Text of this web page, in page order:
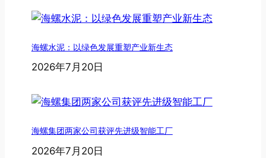
海螺水泥：以绿色发展重塑产业新生态
2026年7月20日
海螺集团两家公司获评先进级智能工厂
2026年7月20日